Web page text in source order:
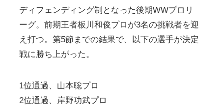
ディフェンディング制となった後期WWプロリ
ーグ。前期王者板川和俊プロが3名の挑戦者を迎
え打つ。第5節までの結果で、以下の選手が決定
戦に勝ち上がった。
1位通過、山本聡プロ
2位通過、岸野功武プロ